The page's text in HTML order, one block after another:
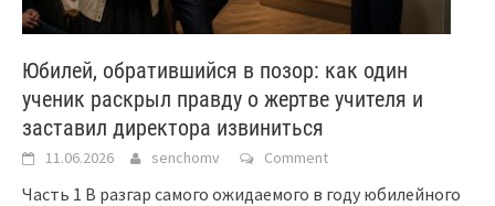
Юбилей, обратившийся в позор: как один
ученик раскрыл правду о жертве учителя и
заставил директора извиниться
11.06.2026 senchomv Comment
Часть 1 В разгар самого ожидаемого в году юбилейного